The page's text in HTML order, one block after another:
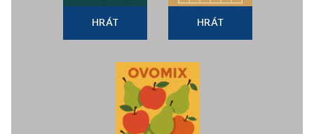
HRÁT HRÁT